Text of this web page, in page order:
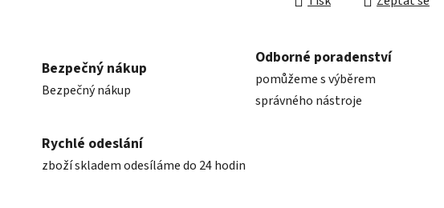
Bezpečný nákup
Bezpečný nákup
Odborné poradenství
pomůžeme s výběrem
správného nástroje
Rychlé odeslání
zboží skladem odesíláme do 24 hodin